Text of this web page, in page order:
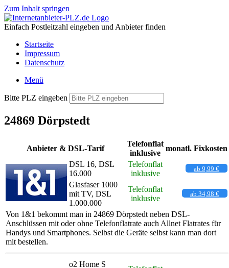
Zum Inhalt springen
Einfach Postleitzahl eingeben und Anbieter finden
Startseite
Impressum
Datenschutz
Menü
Bitte PLZ eingeben
24869 Dörpstedt
Anbieter & DSL-Tarif
Telefonflat
inklusive
monatl. Fixkosten
DSL 16, DSL
16.000
Telefonflat
inklusive
ab 9,99 €
Glasfaser 1000
mit TV, DSL
1.000.000
Telefonflat
inklusive
ab 34,98 €
Von 1&1 bekommt man in 24869 Dörpstedt neben DSL-
Anschlüssen mit oder ohne Telefonflatrate auch Allnet Flatrates für
Handys und Smartphones. Selbst die Geräte selbst kann man dort
mit bestellen.
o2 Home S